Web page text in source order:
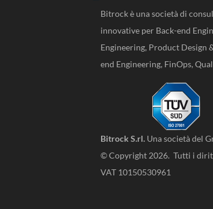
Bitrock è una società di
innovative per Back-end
Engineering, Product Design
end Engineering, FinOps,
Bitrock S.rl. Una società del
© Copyright 2026. Tutti i
VAT 10150530961